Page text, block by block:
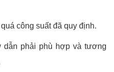
công suất đã quy định.
dẫn phải phù hợp và tương